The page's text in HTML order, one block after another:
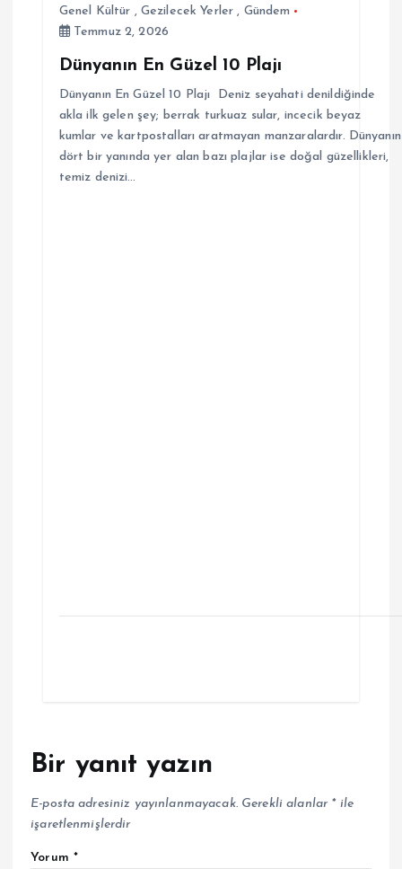
Genel Kültür , Gezilecek Yerler , Gündem
Temmuz 2, 2026
Dünyanın En Güzel 10 Plajı
Dünyanın En Güzel 10 Plajı Deniz seyahati denildiğinde
akla ilk gelen şey; berrak turkuaz sular, incecik beyaz
kumlar ve kartpostalları aratmayan manzaralardır. Dünyanın
dört bir yanında yer alan bazı plajlar ise doğal güzellikleri,
temiz denizi…
Bir yanıt yazın
E-posta adresiniz yayınlanmayacak. Gerekli alanlar *ile
işaretlenmişlerdir
Yorum *